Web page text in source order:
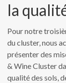
la
Pour notre
du cluster, nous
présenter des
& Wine Cluster
qualité des sols,